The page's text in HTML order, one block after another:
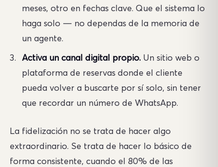
meses, otro en fechas clave. Que el sistema lo
haga solo — no dependas de la memoria de
un agente.
Activa un canal digital propio. Un sitio web o
plataforma de reservas donde el cliente
pueda volver a buscarte por sí solo, sin tener
que recordar un número de WhatsApp.
La fidelización no se trata de hacer algo
extraordinario. Se trata de hacer lo básico de
forma consistente, cuando el 80% de las